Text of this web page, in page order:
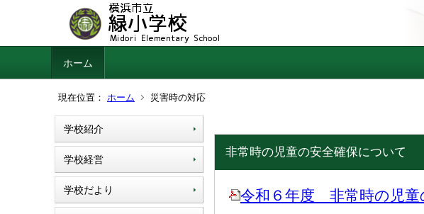
ホーム
現在位置： ホーム 災害時の対応
学校紹介
学校経営
学校だより
非常時の児童の安全確保について
令和６年度 非常時の児童